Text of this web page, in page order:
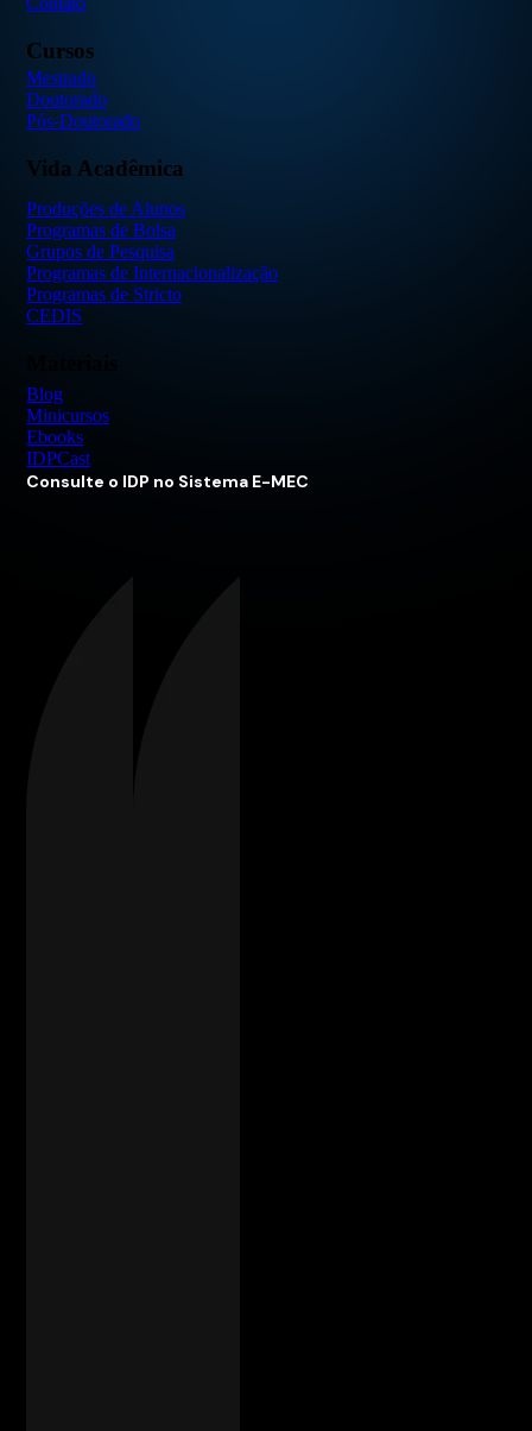
Cursos
Mestrado
Doutorado
Pós-Doutorado
Vida Acadêmica
Produções de Alunos
Programas de Bolsa
Grupos de Pesquisa
Programas de Internacionalização
Programas de Stricto
CEDIS
Blog
Minicursos
Ebooks
IDPCast
Consulte o IDP no Sistema E-MEC